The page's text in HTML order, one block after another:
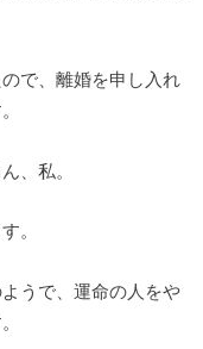
で、離婚を申し入れ
、私。
。
うで、運命の人をや